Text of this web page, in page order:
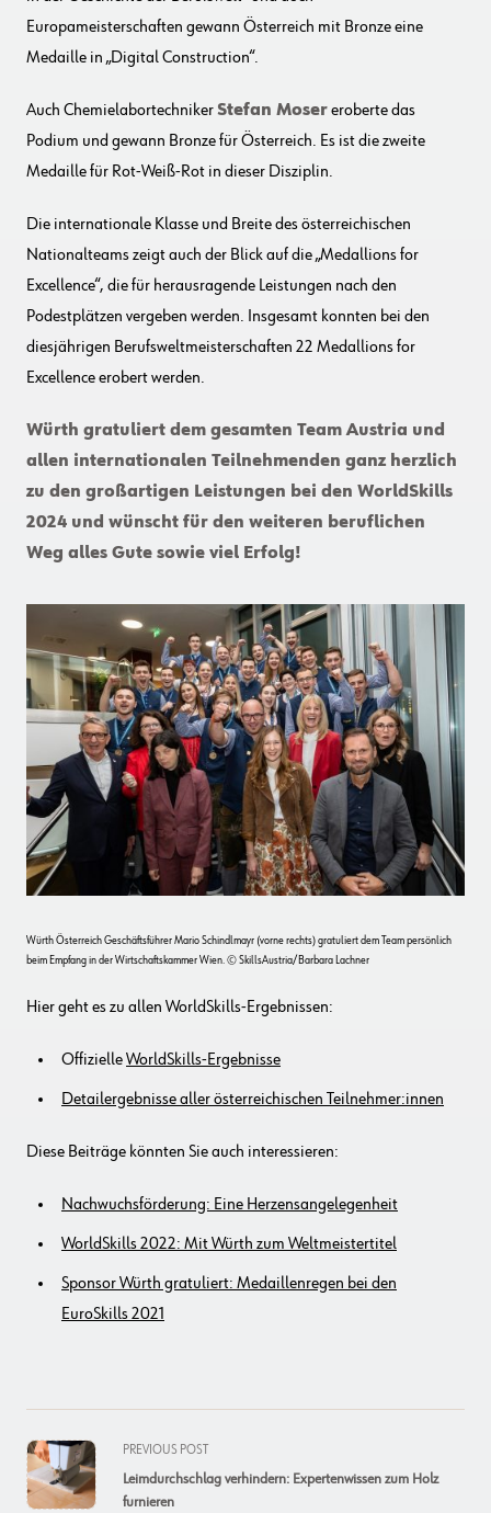
Europameisterschaften gewann Österreich mit Bronze eine
Medaille in „Digital Construction“.
Auch ChemielabortechnikerStefan Mosereroberte das
Podium und gewann Bronze für Österreich. Es ist die zweite
Medaille für Rot-Weiß-Rot in dieser Disziplin.
Die internationale Klasse und Breite des österreichischen
Nationalteams zeigt auch der Blick auf die „Medallions for
Excellence“, die für herausragende Leistungen nach den
Podestplätzen vergeben werden. Insgesamt konnten bei den
diesjährigen Berufsweltmeisterschaften 22 Medallions for
Excellence erobert werden.
Würth gratuliert dem gesamten Team Austria und
allen internationalen Teilnehmenden ganz herzlich
zu den großartigen Leistungen bei den WorldSkills
2024 und wünscht für den weiteren beruflichen
Weg alles Gute sowie viel Erfolg!
Würth Österreich Geschäftsführer Mario Schindlmayr (vorne rechts) gratuliert dem Team persönlich
beim Empfang in der Wirtschaftskammer Wien. © SkillsAustria/Barbara Lachner
Hier geht es zu allen WorldSkills-Ergebnissen:
OffizielleWorldSkills-Ergebnisse
Detailergebnisse aller österreichischen Teilnehmer:innen
Diese Beiträge könnten Sie auch interessieren:
Nachwuchsförderung: Eine Herzensangelegenheit
WorldSkills 2022: Mit Würth zum Weltmeistertitel
Sponsor Würth gratuliert: Medaillenregen bei den
EuroSkills 2021
<span
class="nav-
subtitle
PREVIOUS POST
Leimdurchschlag verhindern: Expertenwissen zum Holz
furnieren